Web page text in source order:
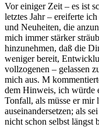
Vor einiger Zeit – es ist
letztes Jahr – ereiferte
und Neuheiten, die
mich immer stärker
hinzunehmen, daß die
weniger bereit,
vollzogenen – gelassen
mich aus. M
dem Hinweis, ich würde
Tonfall, als müsse er mir
auseinandersetzen; als
nicht schon selbst längst